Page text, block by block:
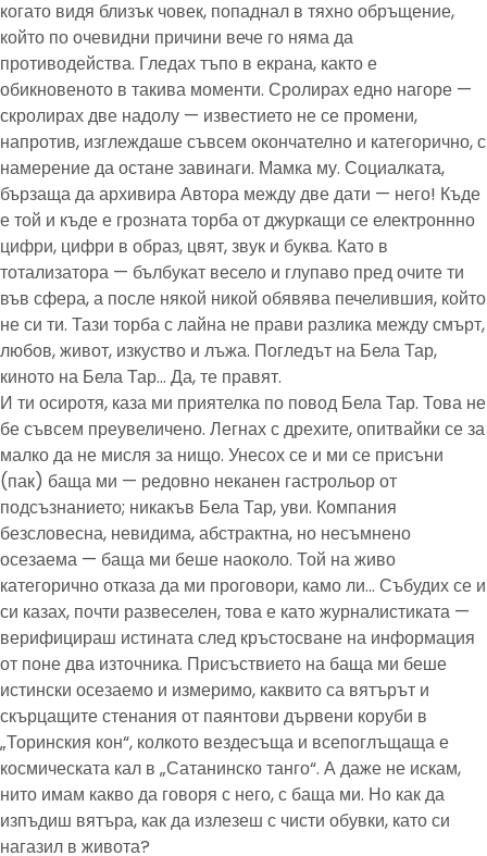
когато видя близък човек, попаднал в тяхно обръщение,
който по очевидни причини вече го няма да
противодейства. Гледах тъпо в екрана, както е
обикновеното в такива моменти. Сролирах едно нагоре —
скролирах две надолу — известието не се промени,
напротив, изглеждаше съвсем окончателно и категорично, с
намерение да остане завинаги. Мамка му. Социалката,
бързаща да архивира Автора между две дати — него! Къде
е той и къде е грозната торба от джуркащи се електроннно
цифри, цифри в образ, цвят, звук и буква. Като в
тотализатора — бълбукат весело и глупаво пред очите ти
във сфера, а после някой никой обявява печелившия, който
не си ти. Тази торба с лайна не прави разлика между смърт,
любов, живот, изкуство и лъжа. Погледът на Бела Тар,
киното на Бела Тар… Да, те правят.
И ти осиротя, каза ми приятелка по повод Бела Тар. Това не
бе съвсем преувеличено. Легнах с дрехите, опитвайки се за
малко да не мисля за нищо. Унесох се и ми се присъни
(пак) баща ми — редовно неканен гастрольор от
подсъзнанието; никакъв Бела Тар, уви. Компания
безсловесна, невидима, абстрактна, но несъмнено
осезаема — баща ми беше наоколо. Той на живо
категорично отказа да ми проговори, камо ли… Събудих се и
си казах, почти развеселен, това е като журналистиката —
верифицираш истината след кръстосване на информация
от поне два източника. Присъствието на баща ми беше
истински осезаемо и измеримо, каквито са вятърът и
скърцащите стенания от паянтови дървени коруби в
„Торинския кон“, колкото вездесъща и всепоглъщаща е
космическата кал в „Сатанинско танго“. А даже не искам,
нито имам какво да говоря с него, с баща ми. Но как да
изпъдиш вятъра, как да излезеш с чисти обувки, като си
нагазил в живота?